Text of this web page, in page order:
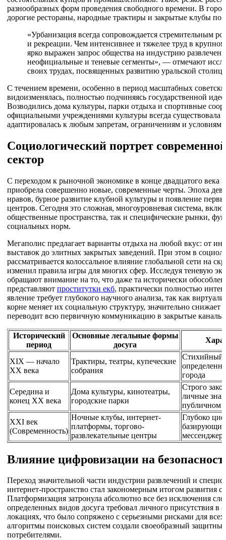
разнообразных форм проведения свободного времени. В
дорогие рестораны, народные трактиры и закрытые клубы по
«Урбанизация всегда сопровождается стремительным
и рекреации. Чем интенсивнее и тяжелее труд в
ярко выражен запрос общества на индустрию
неофициальные и теневые сегменты», — отмечают
своих трудах, посвященных развитию уральской
С течением времени, особенно в период масштабных
видоизменялась, полностью подчиняясь государственной
Возводились дома культуры, парки отдыха и спортивные
официальными учреждениями культуры всегда существовала
адаптировалась к любым запретам, ограничениям и условиям
Социологический портрет
сектор
С переходом к рыночной экономике в конце двадцатого века
приобрела совершенно новые, современные черты. Эпоха
нравов, бурное развитие клубной культуры и появление
центров. Сегодня это сложная, многоуровневая система,
общественные пространства, так и специфические рынки,
социальных норм.
Мегаполис предлагает варианты отдыха на любой вкус: от
выставок до элитных закрытых заведений. При этом в
рассматривается колоссальное влияние глобальной сети на
изменил правила игры для многих сфер. Исследуя теневую
обращают внимание на то, что даже та исторически
представляют проститутки екб, практически полностью
явление требует глубокого научного анализа, так как
корне меняет их социальную структуру, значительно
переводит всю первичную коммуникацию в закрытые каналы
Исторический
период
Основные легальные формы
досуга
XIX — начало
XX века
Трактиры, театры, купеческие
собрания
Стихийный,
города
Середина и
конец XX века
Дома культуры, кинотеатры,
городские парки
Строго
личные
публичном
XXI век
(Современность)
Ночные клубы, интернет-
платформы, торгово-
развлекательные центры
Глубоко
Влияние цифровизации на
Переход значительной части индустрии развлечений и
интернет-пространство стал закономерным итогом развития
Платформизация затронула абсолютно все без исключения
определенных видов досуга требовал личного присутствия в
локациях, что было сопряжено с серьезными рисками для всех
алгоритмы поисковых систем создали своеобразный
потребителями.